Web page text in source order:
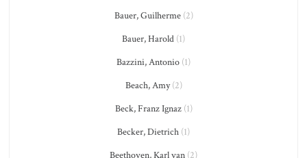
Bauer, Guilherme(2)
Bauer, Harold (1)
Bazzini, Antonio (1)
Beach, Amy(2)
Beck, Franz Ignaz(1)
Becker, Dietrich (1)
Beethoven, Karl van (2)